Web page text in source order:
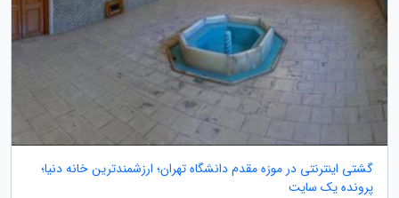
گشتی اینترنتی در موزه مقدم دانشگاه تهران؛ ارزشمندترین خانه دنیا؛
پرونده یک سایت